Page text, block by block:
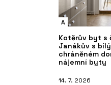
A
Kotěrův byt s
Janákův s
chráněném
nájemní byty
14. 7. 2026